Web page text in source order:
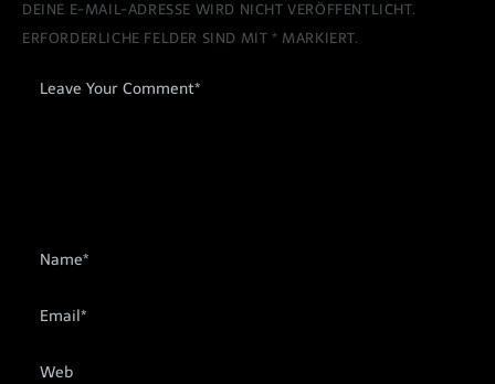
DEINE E-MAIL-ADRESSE WIRD NICHT VERÖFFENTLICHT.
ERFORDERLICHE FELDER SIND MIT* MARKIERT.